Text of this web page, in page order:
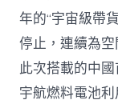
年的“宇宙級帶
停止，連續為
此次搭載的中
宇航燃料電池